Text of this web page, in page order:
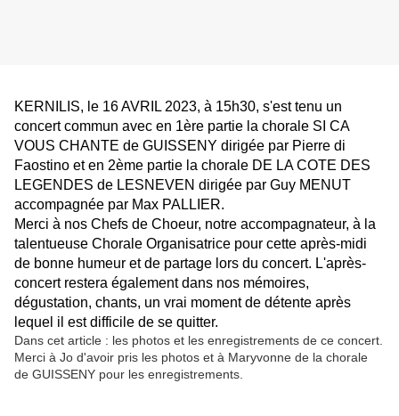
KERNILIS, le 16 AVRIL 2023, à 15h30, s'est tenu un
concert commun avec en 1ère partie la chorale SI CA
VOUS CHANTE de GUISSENY dirigée par Pierre di
Faostino et en 2ème partie la chorale DE LA COTE DES
LEGENDES de LESNEVEN dirigée par Guy MENUT
accompagnée par Max PALLIER.
Merci à nos Chefs de Choeur, notre accompagnateur, à la
talentueuse Chorale Organisatrice pour cette après-midi
de bonne humeur et de partage lors du concert. L'après-
concert restera également dans nos mémoires,
dégustation, chants, un vrai moment de détente après
lequel il est difficile de se quitter.
Dans cet article : les photos et les enregistrements de ce concert.
Merci à Jo d'avoir pris les photos et à Maryvonne de la chorale
de GUISSENY pour les enregistrements.